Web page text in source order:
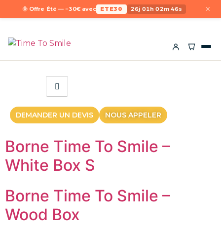
🌞 Offre Été — −30€ avec ETE30 26j 01h 02m 46s ×
DEMANDER UN DEVIS NOUS APPELER
Borne Time To Smile –
White Box S
Borne Time To Smile –
Wood Box